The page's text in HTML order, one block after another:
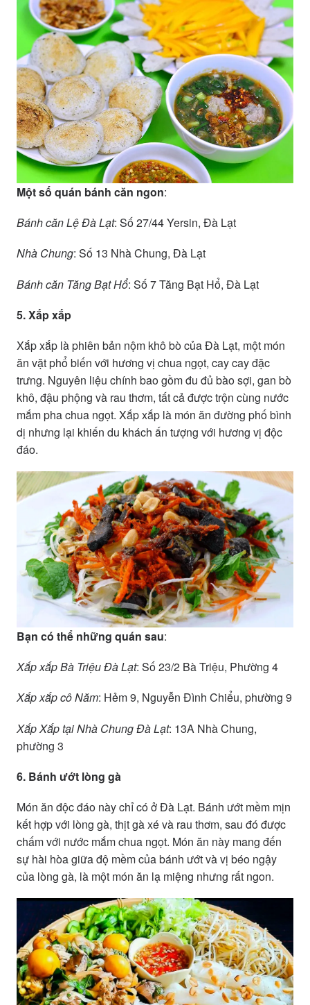
Một số quán bánh căn ngon:
Bánh căn Lệ Đà Lạt: Số 27/44 Yersin, Đà Lạt
Nhà Chung: Số 13 Nhà Chung, Đà Lạt
Bánh căn Tăng Bạt Hổ: Số 7 Tăng Bạt Hổ, Đà Lạt
5. Xắp xắp
Xắp xắp là phiên bản nộm khô bò của Đà Lạt, một món
ăn vặt phổ biến với hương vị chua ngọt, cay cay đặc
trưng. Nguyên liệu chính bao gồm đu đủ bào sợi, gan bò
khô, đậu phộng và rau thơm, tất cả được trộn cùng nước
mắm pha chua ngọt. Xắp xắp là món ăn đường phố bình
dị nhưng lại khiến du khách ấn tượng với hương vị độc
đáo.
Bạn có thể những quán sau:
Xắp xắp Bà Triệu Đà Lạt: Số 23/2 Bà Triệu, Phường 4
Xắp xắp cô Năm: Hẻm 9, Nguyễn Đình Chiểu, phường 9
Xắp Xắp tại Nhà Chung Đà Lạt: 13A Nhà Chung,
phường 3
6. Bánh ướt lòng gà
Món ăn độc đáo này chỉ có ở Đà Lạt. Bánh ướt mềm mịn
kết hợp với lòng gà, thịt gà xé và rau thơm, sau đó được
chấm với nước mắm chua ngọt. Món ăn này mang đến
sự hài hòa giữa độ mềm của bánh ướt và vị béo ngậy
của lòng gà, là một món ăn lạ miệng nhưng rất ngon.